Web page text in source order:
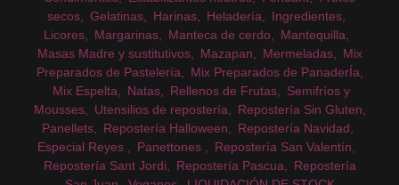
secos
Gelatinas Harinas Heladería
Ingredientes
Licores
Margarinas Manteca de cerdo
Mantequilla
Masas Madre y sustitutivos
Mazapan Mermeladas
Mix
Preparados de Pastelería
Mix Preparados de PanaderÍa
Mix Espelta
Natas Rellenos de Frutas
Semifríos y
Mousses
Utensilios de repostería
Repostería Sin Gluten
Panellets
Repostería Halloween
Repostería Navidad
Especial Reyes
Panettones
Repostería San Valentín
Repostería Sant Jordi
Repostería Pascua
Repostería